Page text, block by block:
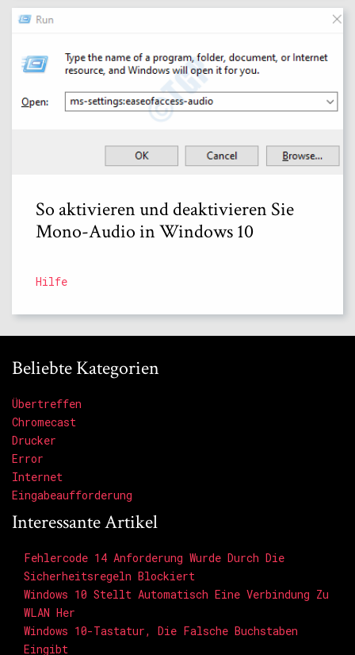
So aktivieren und deaktivieren Sie
Mono-Audio in Windows 10
Hilfe
Beliebte Kategorien
Übertreffen
Chromecast
Drucker
Error
Internet
Eingabeaufforderung
Interessante Artikel
Fehlercode 14 Anforderung Wurde Durch Die
Sicherheitsregeln Blockiert
Windows 10 Stellt Automatisch Eine Verbindung Zu
WLAN Her
Windows 10-Tastatur, Die Falsche Buchstaben
Eingibt